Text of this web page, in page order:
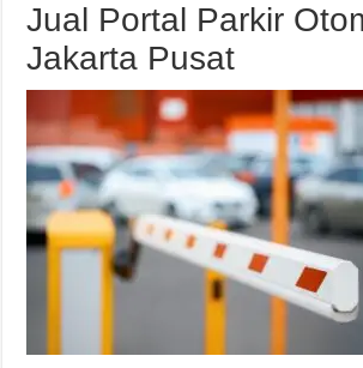
Jual Portal Parkir
Jakarta Pusat